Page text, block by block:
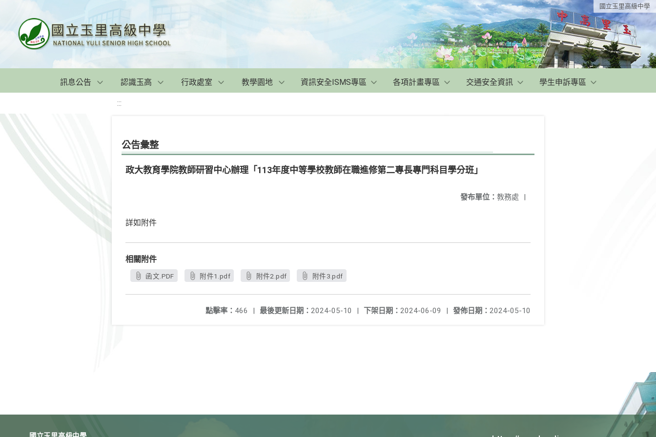
國立玉里高級中學
訊息公告 認識玉高 行政處室 教學園地 資訊安全ISMS專區 各項計畫專區 交通安全資訊 學生申訴專區
:::
公告彙整
政大教育學院教師研習中心辦理「113年度中等學校教師在職進修第二專長專門科目學分班」
發布單位： 教務處 |
詳如附件
相關附件
函文.PDF 附件1.pdf 附件2.pdf 附件3.pdf
發佈日期： 2024-05-10
下架日期： 2024-06-09 |
最後更新日期： 2024-05-10 |
點擊率： 466 |